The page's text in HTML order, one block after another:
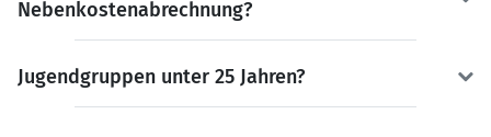
Nebenkostenabrechnung?
Jugendgruppen unter 25 Jahren?